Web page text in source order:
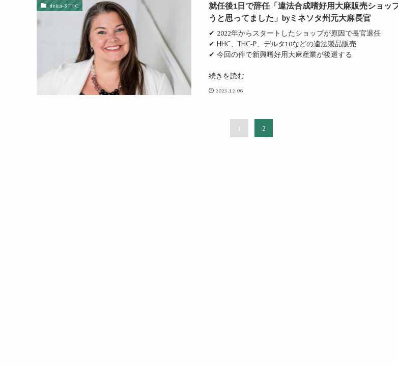
delta-8 THC
就任後1日で辞任「違法合成嗜好用大麻販売ショッ
うと思ってました」byミネソタ州元大麻長官
✔ 2022年からスタートしたショップが原因で長官退任
✔ HHC、THC-P、デルタ10などの違法製品販売
✔ 今回の件で新興嗜好用大麻産業が後退する
続きを読む
2023.12.06
1 2